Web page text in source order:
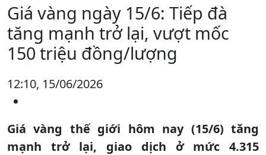
Giá vàng ngày 15/6: Tiếp đà
tăng mạnh trở lại, vượt mốc
150 triệu đồng/lượng
12:10, 15/06/2026
Giá vàng thế giới hôm nay (15/6) tăng
mạnh trở lại, giao dịch ở mức 4.315